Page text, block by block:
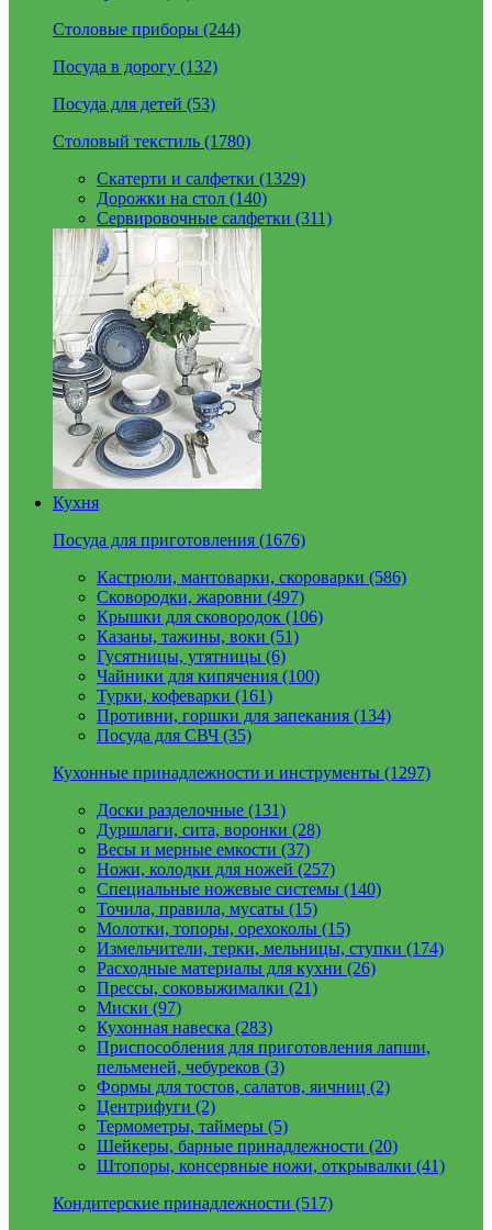
Столовые приборы (244)
Посуда в дорогу (132)
Посуда для детей (53)
Столовый текстиль (1780)
Скатерти и салфетки (1329)
Дорожки на стол (140)
Сервировочные салфетки (311)
Кухня
Посуда для приготовления (1676)
Кастрюли, мантоварки, скороварки (586)
Сковородки, жаровни (497)
Крышки для сковородок (106)
Казаны, тажины, воки (51)
Гусятницы, утятницы (6)
Чайники для кипячения (100)
Турки, кофеварки (161)
Противни, горшки для запекания (134)
Посуда для СВЧ (35)
Кухонные принадлежности и инструменты (1297)
Доски разделочные (131)
Дуршлаги, сита, воронки (28)
Весы и мерные емкости (37)
Ножи, колодки для ножей (257)
Специальные ножевые системы (140)
Точила, правила, мусаты (15)
Молотки, топоры, орехоколы (15)
Измельчители, терки, мельницы, ступки (174)
Расходные материалы для кухни (26)
Прессы, соковыжималки (21)
Миски (97)
Кухонная навеска (283)
Приспособления для приготовления лапши,
пельменей, чебуреков (3)
Формы для тостов, салатов, яичниц (2)
Центрифуги (2)
Термометры, таймеры (5)
Шейкеры, барные принадлежности (20)
Штопоры, консервные ножи, открывалки (41)
Кондитерские принадлежности (517)